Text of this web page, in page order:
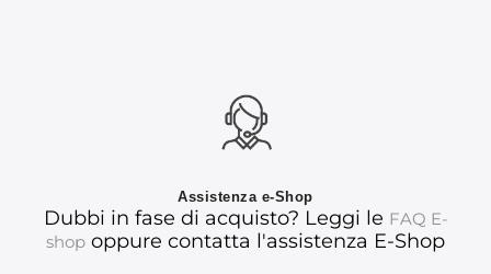
Assistenza e-Shop
Dubbi in fase di acquisto? Leggi le FAQ E-
shop oppure contatta l'assistenza E-Shop